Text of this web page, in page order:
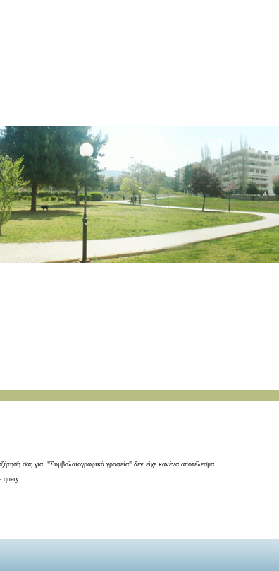
σας για: "Συμβολαιογραφικά γραφεία" δεν είχε κανένα αποτέλεσμα
query